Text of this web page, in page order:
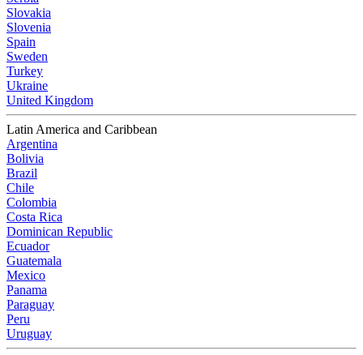
Slovakia
Slovenia
Spain
Sweden
Turkey
Ukraine
United Kingdom
Latin America and Caribbean
Argentina
Bolivia
Brazil
Chile
Colombia
Costa Rica
Dominican Republic
Ecuador
Guatemala
Mexico
Panama
Paraguay
Peru
Uruguay